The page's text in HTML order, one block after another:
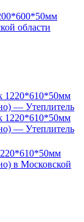
области
в Московской